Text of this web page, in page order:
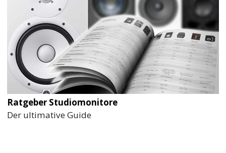
Ratgeber Studiomonitore
Der ultimative Guide